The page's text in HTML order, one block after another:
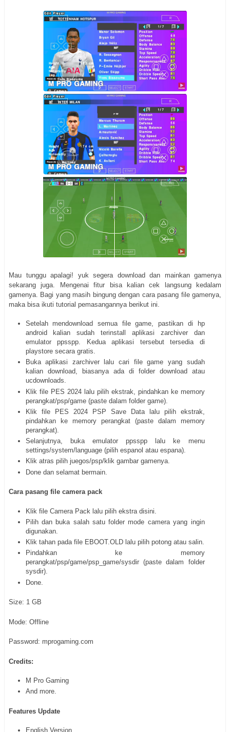
Mau tunggu apalagi! yuk segera download dan mainkan gamenya
sekarang juga. Mengenai fitur bisa kalian cek langsung kedalam
gamenya. Bagi yang masih bingung dengan cara pasang file gamenya,
maka bisa ikuti tutorial pemasangannya berikut ini.
Setelah mendownload semua file game, pastikan di hp
android kalian sudah terinstall aplikasi zarchiver dan
emulator ppsspp. Kedua aplikasi tersebut tersedia di
playstore secara gratis.
Buka aplikasi zarchiver lalu cari file game yang sudah
kalian download, biasanya ada di folder download atau
ucdownloads.
Klik file PES 2024 lalu pilih ekstrak, pindahkan ke memory
perangkat/psp/game (paste dalam folder game).
Klik file PES 2024 PSP Save Data lalu pilih ekstrak,
pindahkan ke memory perangkat (paste dalam memory
perangkat).
Selanjutnya, buka emulator ppsspp lalu ke menu
settings/system/language (pilih espanol atau espana).
Klik atras pilih juegos/psp/klik gambar gamenya.
Done dan selamat bermain.
Cara pasang file camera pack
Klik file Camera Pack lalu pilih ekstra disini.
Pilih dan buka salah satu folder mode camera yang ingin
digunakan.
Klik tahan pada file EBOOT.OLD lalu pilih potong atau salin.
Pindahkan ke memory
perangkat/psp/game/psp_game/sysdir (paste dalam folder
sysdir).
Done.
Size: 1 GB
Mode: Offline
Password: mprogaming.com
Credits:
M Pro Gaming
And more.
Features Update
English Version